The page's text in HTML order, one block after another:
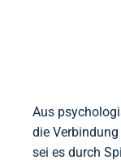
Aus
die
sei es durch